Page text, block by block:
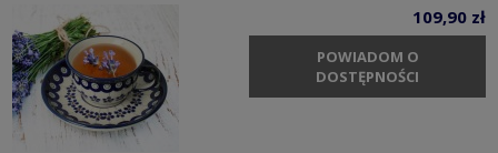
109,90 zł
POWIADOM O
DOSTĘPNOŚCI